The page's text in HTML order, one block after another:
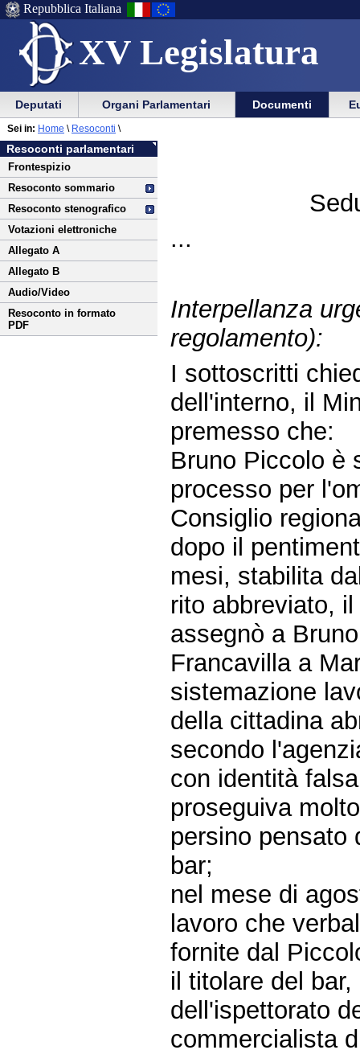
XV Legislatura
Menu
di
ausilio
alla
navigazione
Vai
Menu
di
navigazione
principale
Repubblica Italiana
Menu
di
navigazione
principale
Vai
menu
di
sezione
Deputati Organi Parlamentari Documenti
Vai
al
contenuto
Resoconti parlamentari
Frontespizio
Resoconto sommario
Resoconto stenografico
Votazioni elettroniche
Allegato A
Allegato B
Audio/Video
Resoconto in formato
PDF
Sei in: Home \ Resoconti \
...
Interpellanza
regolamento):
I sottoscritti
dell'interno, il
premesso che:
Bruno Piccolo è
processo per
Consiglio
dopo il
mesi, stabilita
rito abbreviato,
assegnò a
Francavilla a
sistemazione
della cittadina
secondo
con identità
proseguiva
persino pensato
bar;
nel mese di
lavoro che
fornite dal
il titolare del
dell'ispettorato
commercialista